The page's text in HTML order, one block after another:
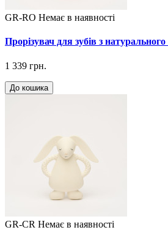
GR-RO Немає в наявності
Прорізувач для зубів з
1 339 грн.
До кошика
GR-CR Немає в наявності